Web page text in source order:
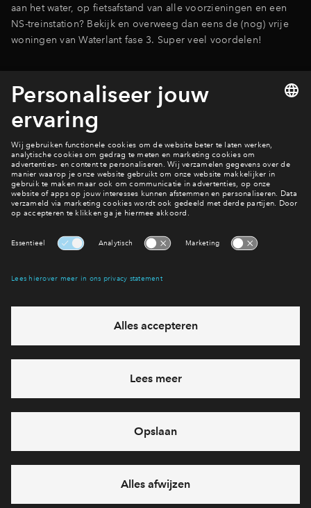
aan het water, op fietsafstand van alle voorzieningen en een
NS-treinstation? Bekijk en overweeg dan eens de (nog) vrije
woningen van Waterlant fase 3. Super veel voordelen!
Bekijk de beschikbare woningen
Waterlant in Westerdel
eventuele projecten
Ja, ik wil mij aanmelden
Heb je een vraag en wil je direct antwoord? Bel ons op088 -
712 26 42
6 dagen per week beschikbaar (behalve tijdens
feestdagen)
vandaag van 09:00 - 18:00 uur